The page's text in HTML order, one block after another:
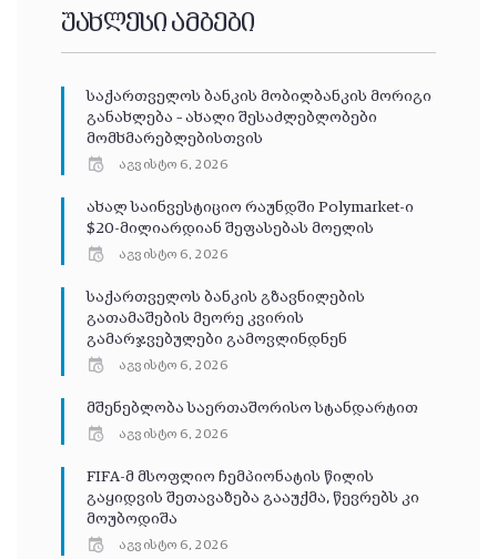
უახლესი ამბები
საქართველოს ბანკის მობილბანკის მორიგი
განახლება – ახალი შესაძლებლობები
მომხმარებლებისთვის
აგვისტო 6, 2026
ახალ საინვესტიციო რაუნდში Polymarket-ი
$20-მილიარდიან შეფასებას მოელის
აგვისტო 6, 2026
საქართველოს ბანკის გზავნილების
გათამაშების მეორე კვირის
გამარჯვებულები გამოვლინდნენ
აგვისტო 6, 2026
მშენებლობა საერთაშორისო სტანდარტით
აგვისტო 6, 2026
FIFA-მ მსოფლიო ჩემპიონატის წილის
გაყიდვის შეთავაზება გააუქმა, წევრებს კი
მოუბოდიშა
აგვისტო 6, 2026